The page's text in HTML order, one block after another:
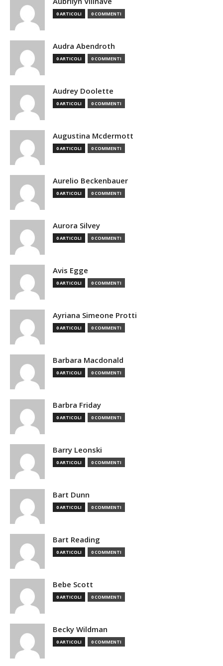
0 ARTICOLI 0 COMMENTI
Audra Abendroth
0 ARTICOLI 0 COMMENTI
Audrey Doolette
0 ARTICOLI 0 COMMENTI
Augustina Mcdermott
0 ARTICOLI 0 COMMENTI
Aurelio Beckenbauer
0 ARTICOLI 0 COMMENTI
Aurora Silvey
0 ARTICOLI 0 COMMENTI
Avis Egge
0 ARTICOLI 0 COMMENTI
Ayriana Simeone Protti
0 ARTICOLI 0 COMMENTI
Barbara Macdonald
0 ARTICOLI 0 COMMENTI
Barbra Friday
0 ARTICOLI 0 COMMENTI
Barry Leonski
0 ARTICOLI 0 COMMENTI
Bart Dunn
0 ARTICOLI 0 COMMENTI
Bart Reading
0 ARTICOLI 0 COMMENTI
Bebe Scott
0 ARTICOLI 0 COMMENTI
Becky Wildman
0 ARTICOLI 0 COMMENTI